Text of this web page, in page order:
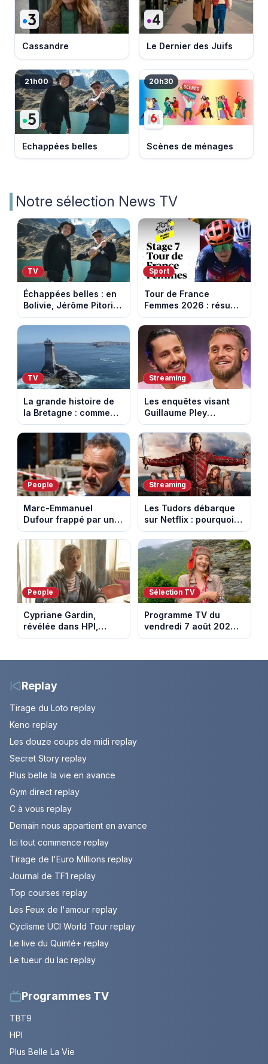
Cassandre Le Dernier des Juifs
21h00
Echappées belles
20h30
Scènes de ménages
Notre sélection News TV
TV
Échappées belles : en
Bolivie, Jérôme Pitorin
découvre un pays où
chaque sommet se
mérite
Sport
Tour de France
Femmes 2026 : résumé
vidéo de la 7e étape
avec l'ascension du
Mont Ventoux
TV
La grande histoire de
la Bretagne : comment
les Bretons ont
défendu leur culture
au fil des décennies
Streaming
Les enquêtes visant
Guillaume Pley
poussent Ragnar Le
Breton à quitter la
tournée Legend
People
Marc-Emmanuel
Dufour frappé par un
terrible incendie : son
chalet part en fumée
Streaming
Les Tudors débarque
sur Netflix : pourquoi la
série n’a rien perdu de
son pouvoir
People
Cypriane Gardin,
révélée dans HPI,
lance une cagnotte
financières
Sélection TV
Programme TV du
vendredi 7 août 2026 :
notre sélection pour
Replay
Tirage du Loto replay
Keno replay
Les douze coups de midi replay
Secret Story replay
Plus belle la vie en avance
Gym direct replay
C à vous replay
Demain nous appartient en avance
Ici tout commence replay
Tirage de l'Euro Millions replay
Journal de TF1 replay
Top courses replay
Les Feux de l'amour replay
Cyclisme UCI World Tour replay
Le live du Quinté+ replay
Le tueur du lac replay
Programmes TV
TBT9
HPI
Plus Belle La Vie